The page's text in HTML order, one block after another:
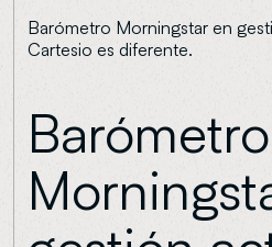
Barómetro Morningstar en
Cartesio es diferente.
Barómetro